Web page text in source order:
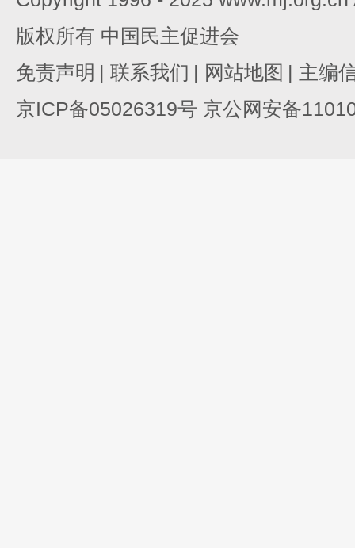
版权所有 中国民主促进会
免责声明 | 联系我们 | 网站地图 | 主编
京ICP备05026319号 京公网安备